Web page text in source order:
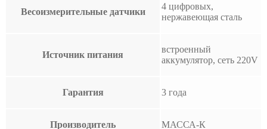
Весоизмерительные датчики
4 цифровых,
нержавеющая сталь
Источник питания
встроенный
аккумулятор, сеть 220V
Гарантия 3 года
Производитель МАССА-К